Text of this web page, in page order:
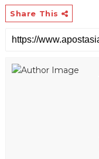
Share This